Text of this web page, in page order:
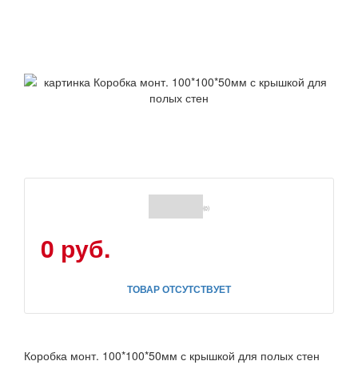
(0)
0 руб.
ТОВАР ОТСУТСТВУЕТ
Коробка монт. 100*100*50мм с крышкой для полых стен